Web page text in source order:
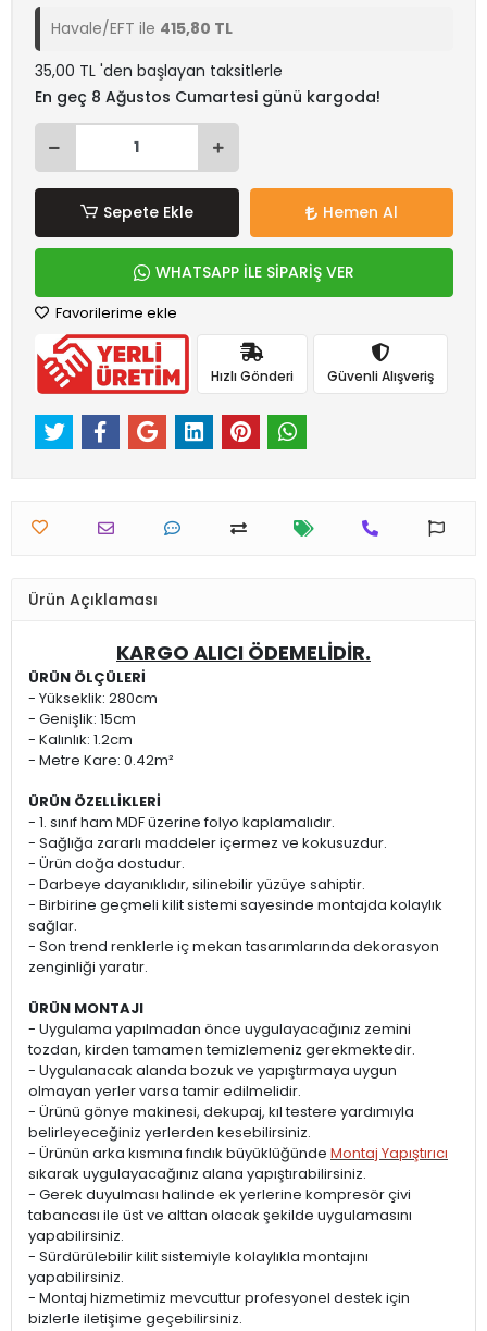
Havale/EFT ile 415,80 TL
35,00 TL 'den başlayan taksitlerle
En geç 8 Ağustos Cumartesi günü kargoda!
Sepete Ekle Hemen Al
WHATSAPP İLE SİPARİŞ VER
Favorilerime ekle
Hızlı Gönderi Güvenli Alışveriş
Ürün Açıklaması
KARGO ALICI ÖDEMELİDİR.
ÜRÜN ÖLÇÜLERİ
- Yükseklik: 280cm
- Genişlik: 15cm
- Kalınlık: 1.2cm
- Metre Kare: 0.42m²
ÜRÜN ÖZELLİKLERİ
- 1. sınıf ham MDF üzerine folyo kaplamalıdır.
- Sağlığa zararlı maddeler içermez ve kokusuzdur.
- Ürün doğa dostudur.
- Darbeye dayanıklıdır, silinebilir yüzüye sahiptir.
- Birbirine geçmeli kilit sistemi sayesinde montajda kolaylık
sağlar.
- Son trend renklerle iç mekan tasarımlarında dekorasyon
zenginliği yaratır.
ÜRÜN MONTAJI
- Uygulama yapılmadan önce uygulayacağınız zemini
tozdan, kirden tamamen temizlemeniz gerekmektedir.
- Uygulanacak alanda bozuk ve yapıştırmaya uygun
olmayan yerler varsa tamir edilmelidir.
- Ürünü gönye makinesi, dekupaj, kıl testere yardımıyla
belirleyeceğiniz yerlerden kesebilirsiniz.
- Ürünün arka kısmına fındık büyüklüğünde Montaj Yapıştırıcı
sıkarak uygulayacağınız alana yapıştırabilirsiniz.
- Gerek duyulması halinde ek yerlerine kompresör çivi
tabancası ile üst ve alttan olacak şekilde uygulamasını
yapabilirsiniz.
- Sürdürülebilir kilit sistemiyle kolaylıkla montajını
yapabilirsiniz.
- Montaj hizmetimiz mevcuttur profesyonel destek için
bizlerle iletişime geçebilirsiniz.